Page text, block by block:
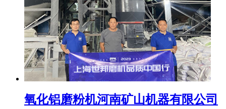
氧化铝磨粉机河南矿山机器有限公司